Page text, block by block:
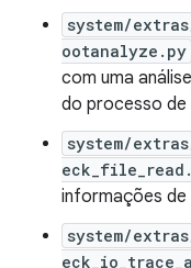
system/
ootanalyze.py
com uma
do processo de
system/
informações de
system/